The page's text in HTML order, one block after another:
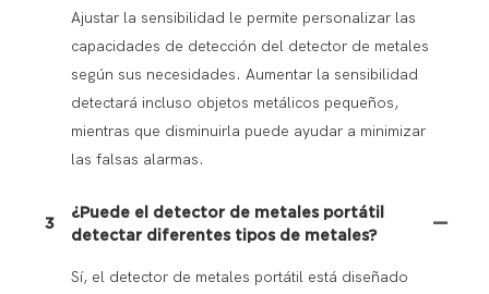
Ajustar la sensibilidad le permite personalizar las
capacidades de detección del detector de metales
según sus necesidades. Aumentar la sensibilidad
detectará incluso objetos metálicos pequeños,
mientras que disminuirla puede ayudar a minimizar
las falsas alarmas.
3
¿Puede el detector de metales portátil
detectar diferentes tipos de metales?
Sí, el detector de metales portátil está diseñado